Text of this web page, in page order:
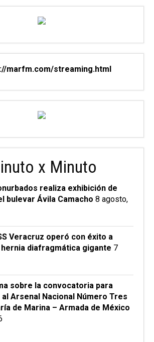
x Minuto
realiza exhibición de
bulevar Ávila Camacho 8 agosto,
Veracruz operó con éxito a
diafragmática gigante 7
sobre la convocatoria para
Arsenal Nacional Número Tres
de Marina – Armada de México